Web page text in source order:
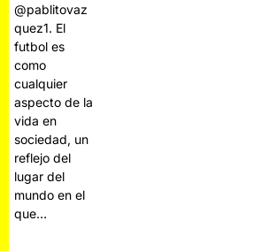
@pablitovaz
quez1. El
futbol es
como
cualquier
aspecto de la
vida en
sociedad, un
reflejo del
lugar del
mundo en el
que…